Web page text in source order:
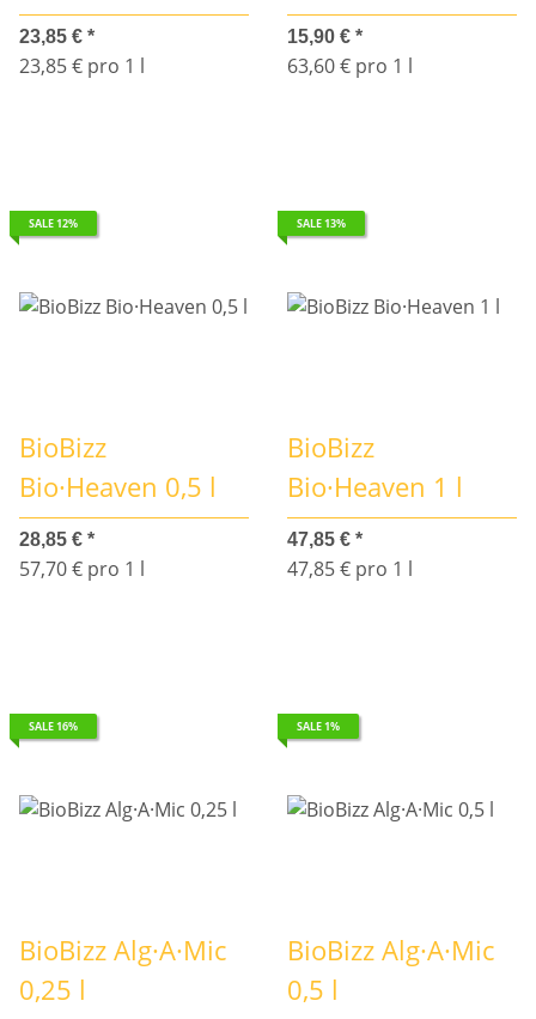
23,85 € *
23,85 € pro 1 l
15,90 € *
63,60 € pro 1 l
SALE 12%
BioBizz
Bio·Heaven 0,5 l
28,85 € *
57,70 € pro 1 l
SALE 13%
BioBizz
Bio·Heaven 1 l
47,85 € *
47,85 € pro 1 l
SALE 16%
BioBizz Alg·A·Mic
0,25 l
SALE 1%
BioBizz Alg·A·Mic
0,5 l